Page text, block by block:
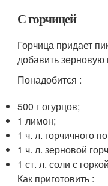
С горчицей
Горчица придает
добавить
Понадобится :
500 г огурцов;
1 лимон;
1 ч. л. горчичного
1 ч. л. зерновой
1 ст. л. соли с
Как приготовить :